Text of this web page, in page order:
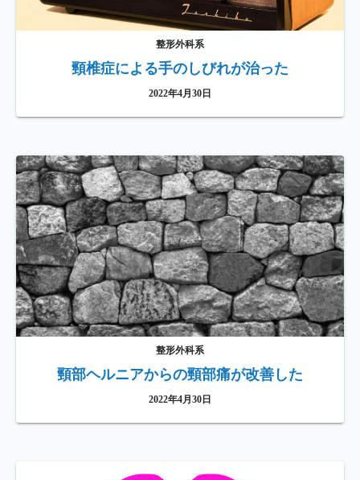
整形外科系
頸椎症による手のしびれが治った
2022年4月30日
整形外科系
頸部ヘルニアからの頸部痛が改善した
2022年4月30日